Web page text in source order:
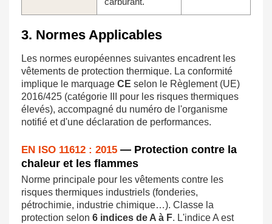
3. Normes Applicables
Les normes européennes suivantes encadrent les
vêtements de protection thermique. La conformité
implique le marquage CE selon le Règlement (UE)
2016/425 (catégorie III pour les risques thermiques
élevés), accompagné du numéro de l'organisme
notifié et d'une déclaration de performances.
EN ISO 11612 : 2015 — Protection contre la
chaleur et les flammes
Norme principale pour les vêtements contre les
risques thermiques industriels (fonderies,
pétrochimie, industrie chimique…). Classe la
protection selon 6 indices de A à F. L'indice A est